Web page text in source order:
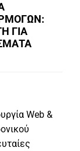
ΓΙΑ
Web &